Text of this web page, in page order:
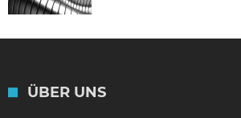
ÜBER UNS